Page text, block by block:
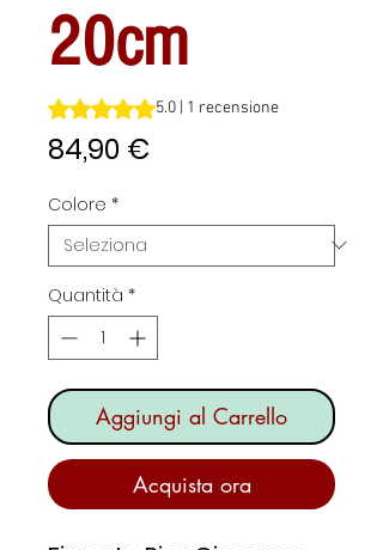
20cm
Sulla base di 1 recensione, la
5.0 | 1 recensione
84,90 €
Colore *
Quantità *
Aggiungi al Carrello
Acquista ora